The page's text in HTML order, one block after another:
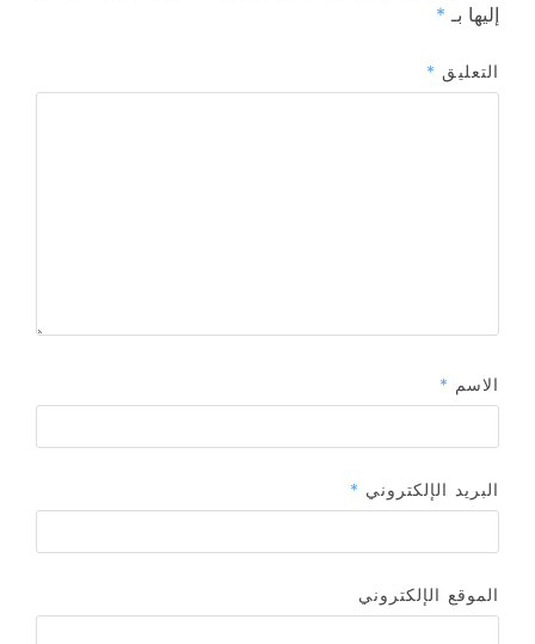
إليها بـ *
التعليق *
الاسم *
البريد الإلكتروني *
الموقع الإلكتروني